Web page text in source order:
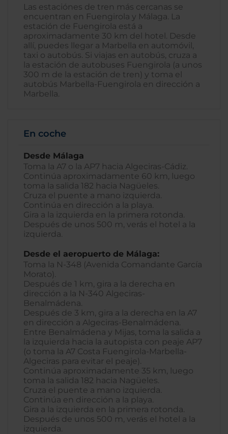
Las estaciónes de tren más cercanas se
encuentran en Fuengirola y Málaga. La
estación de Fuengirola está a
aproximadamente 30 km del hotel. Desde
allí, puedes llegar a Marbella en automóvil,
taxi o autobús. Si viajas en autobús, cruza a
la estación de autobuses Fuengirola (a unos
300 m de la estación de tren) y toma el
autobús Marbella-Fuengirola en dirección a
Marbella.
En coche
Desde Málaga
Toma la A7 o la AP7 hacia Algeciras-Cádiz.
Continúa aproximadamente 60 km, luego
toma la salida 182 hacia Nagüeles.
Cruza el puente a mano izquierda.
Continúa en dirección a la playa.
Gira a la izquierda en la primera rotonda.
Después de unos 500 m, verás el hotel a la
izquierda.
Desde el aeropuerto de Málaga:
Toma la N-348 (Avenida Comandante García
Morato).
Después de 1 km, gira a la derecha en
dirección a la N-340 Algeciras-
Benalmádena.
Después de 3 km, gira a la derecha en la A7
en dirección a Algeciras-Benalmádena.
Entre Benalmádena y Mijas, toma la salida a
la izquierda hacia la autopista con peaje AP7
(o toma la A7 Costa Fuengirola-Marbella-
Algeciras para evitar el peaje).
Continúa aproximadamente 35 km, luego
toma la salida 182 hacia Nagüeles.
Cruza el puente a mano izquierda.
Continúa en dirección a la playa.
Gira a la izquierda en la primera rotonda.
Después de unos 500 m, verás el hotel a la
izquierda.